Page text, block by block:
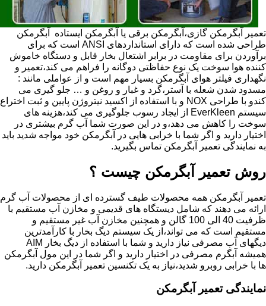
تعمیر آبگرمکن گازی،آبگرمکن برقی یا آبگرمکن ایستاده ​ آبگرمکن
طراحی شده است که دارای استانداردهای ANSI است که برای
برآوردن برای مقاومت در برابر اشتعال بخار قابل و دستگاه خاموش
کننده هوا سوخت یک نوع حفاظتی دوگانه را فراهم می کند،تعمیر و
نگهداری فیلتر هوای آبگرمکن بسیار مهم است و از عواملی مانند :
مسدود شدن شعله با آستر،گرد و غبار و روغن و … جلو گیری می
کندو با طراحی NOX و با استفاده از اکسید نیتروژن پایین و ثبت اختراع
سیستم EverKleen از ایجاد رسوب جلوگیری می کند،هزینه های
سوخت را کاهش می دهد،و در این صورت شما آب گرم بیشتری در
اختیار دارید و اگر شما با خرابی هایی در آبگرمکن خود مواجه شدید باید
به نمایندگی تعمیر آبگرمکن تماس بگیرید.
روش تعمیر آبگرمکن چیست ؟
تعمیر آبگرمکن همه محصولات طیف گسترده ای از محصولات آب گرم
ارائه می دهند که شامل دیستگاه های قدیمی و مخازن آب مستقیم با
ظرفیت 40 الی 100 گالن و همچنین مخازن آب غیر مستقیم و
مستقیم است که می تواند،از یک سیستم دیگ بخار با کارآمدترین
دیگهای آب مصرفی نیاز دارید و شما با استفاده از دیگ بخار AIM
همیشه آبگرم مصرفی در اختیار دارید و اگر شما در این مول آبگرمکن
ها با خرابی روبرو شدید،نیاز به یک تکنسین تعمیر آبگرمکن دارید.
نمایندگی تعمیر آبگرمکن